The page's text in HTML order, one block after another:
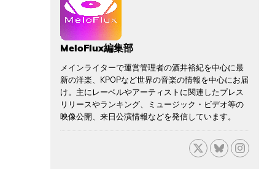
MeloFlux編集部
メインライターで運営管理者の酒井裕紀を中心に最
新の洋楽、KPOPなど世界の音楽の情報を中心にお届
け。主にレーベルやアーティストに関連したプレス
リリースやランキング、ミュージック・ビデオ等の
映像公開、来日公演情報などを発信しています。